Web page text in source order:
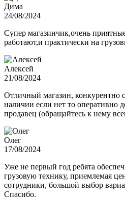
Дима
24/08/2024
Супер магазинчик,очень
работают,и практически на
Алексей
21/08/2024
Отличный магазин, конкурентно
наличии если нет то оперативно
продавец (обращайтесь к нему
Олег
17/08/2024
Уже не первый год ребята
грузовую технику, приемлемая
сотрудники, большой выбор
Спасибо.